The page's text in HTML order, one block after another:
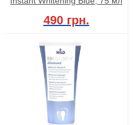
490 грн.